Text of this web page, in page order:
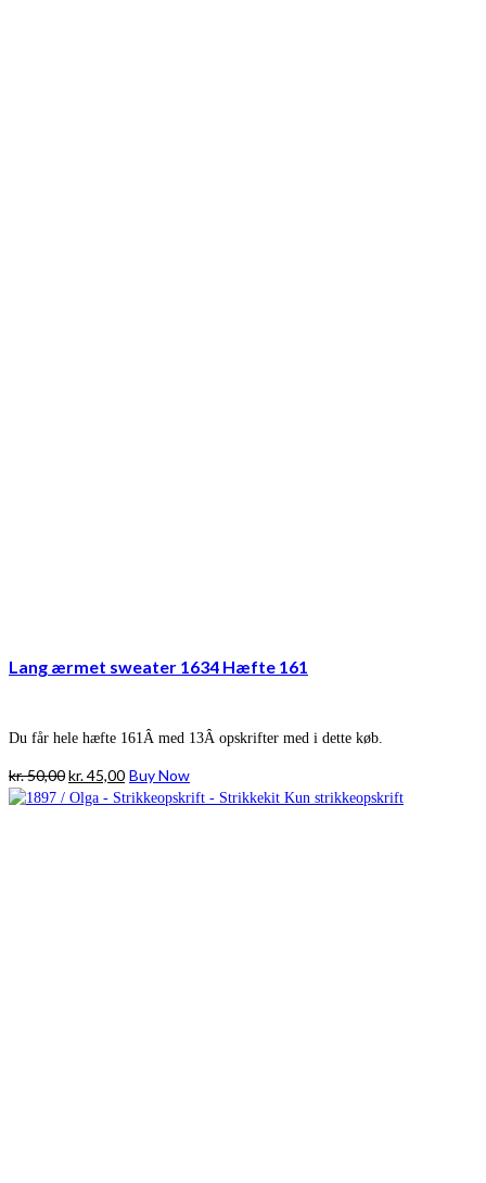
Lang ærmet sweater 1634 Hæfte 161
Du får hele hæfte 161Â med 13Â opskrifter med i dette køb.
kr.50,00Den
oprindelige
kr.45,00Den
aktuelle
Buy Now